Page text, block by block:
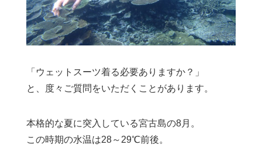
「ウェットスーツ着る必要ありますか？」
と、度々ご質問をいただくことがあります。
本格的な夏に突入している宮古島の8月。
この時期の水温は28～29℃前後。